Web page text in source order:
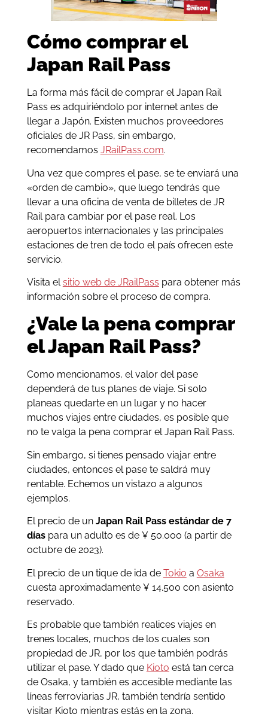
Cómo comprar el
Japan Rail Pass
La forma más fácil de comprar el Japan Rail
Pass es adquiriéndolo por internet antes de
llegar a Japón. Existen muchos proveedores
oficiales de JR Pass, sin embargo,
recomendamos JRailPass.com.
Una vez que compres el pase, se te enviará una
«orden de cambio», que luego tendrás que
llevar a una oficina de venta de billetes de JR
Rail para cambiar por el pase real. Los
aeropuertos internacionales y las principales
estaciones de tren de todo el país ofrecen este
servicio.
Visita elsitio web de JRailPass para obtener más
información sobre el proceso de compra.
¿Vale la pena comprar
el Japan Rail Pass?
Como mencionamos, el valor del pase
dependerá de tus planes de viaje. Si solo
planeas quedarte en un lugar y no hacer
muchos viajes entre ciudades, es posible que
no te valga la pena comprar el Japan Rail Pass.
Sin embargo, si tienes pensado viajar entre
ciudades, entonces el pase te saldrá muy
rentable. Echemos un vistazo a algunos
ejemplos.
El precio de un Japan Rail Pass estándar de 7
díaspara un adulto es de ¥ 50.000 (a partir de
octubre de 2023).
El precio de un tique de ida de Tokio a Osaka
cuesta aproximadamente ¥ 14.500 con asiento
reservado.
Es probable que también realices viajes en
trenes locales, muchos de los cuales son
propiedad de JR, por los que también podrás
utilizar el pase. Y dado que Kioto está tan cerca
de Osaka, y también es accesible mediante las
líneas ferroviarias JR, también tendría sentido
visitar Kioto mientras estás en la zona.